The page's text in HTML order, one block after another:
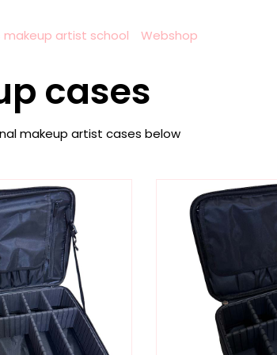
makeup artist school Webshop
cases
makeup artist cases below